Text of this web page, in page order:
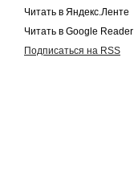
Читать в Яндекс.Ленте
Читать в Google Reader
Подписаться на RSS